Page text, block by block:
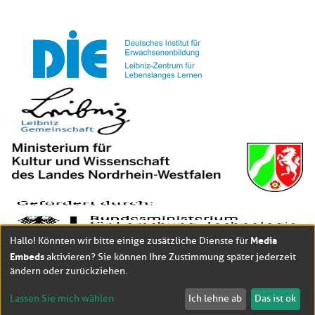
Hallo! Könnten wir bitte einige zusätzliche Dienste für Media
Embedsaktivieren? Sie können Ihre Zustimmung später jederzeit
ändern oder zurückziehen.
Lassen Sie mich wählen Ich lehne ab Das ist ok